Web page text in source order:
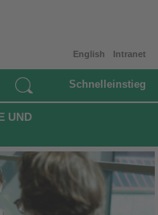
Intranet
English
Schnelleinstieg
UND